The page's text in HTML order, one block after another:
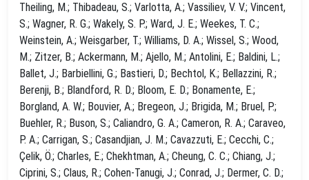
Theiling, M.; Thibadeau, S.; Varlotta, A.; Vassiliev, V. V.; Vincent,
S.; Wagner, R. G.; Wakely, S. P.; Ward, J. E.; Weekes, T. C.;
Weinstein, A.; Weisgarber, T.; Williams, D. A.; Wissel, S.; Wood,
M.; Zitzer, B.; Ackermann, M.; Ajello, M.; Antolini, E.; Baldini, L.;
Ballet, J.; Barbiellini, G.; Bastieri, D.; Bechtol, K.; Bellazzini, R.;
Berenji, B.; Blandford, R. D.; Bloom, E. D.; Bonamente, E.;
Borgland, A. W.; Bouvier, A.; Bregeon, J.; Brigida, M.; Bruel, P.;
Buehler, R.; Buson, S.; Caliandro, G. A.; Cameron, R. A.; Caraveo,
P. A.; Carrigan, S.; Casandjian, J. M.; Cavazzuti, E.; Cecchi, C.;
Çelik, Ö.; Charles, E.; Chekhtman, A.; Cheung, C. C.; Chiang, J.;
Ciprini, S.; Claus, R.; Cohen-Tanugi, J.; Conrad, J.; Dermer, C. D.;